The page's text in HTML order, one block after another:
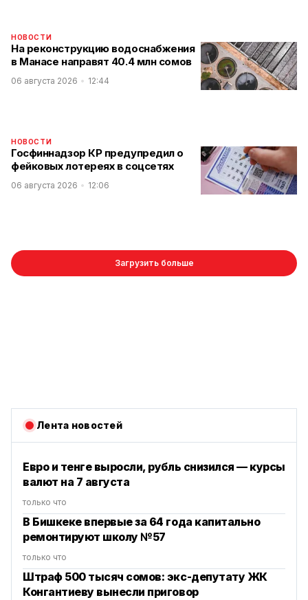
НОВОСТИ
На реконструкцию водоснабжения
в Манасе направят 40.4 млн сомов
06 августа 2026 12:44
НОВОСТИ
Госфиннадзор КР предупредил о
фейковых лотереях в соцсетях
06 августа 2026 12:06
Загрузить больше
Лента новостей
Евро и тенге выросли, рубль снизился — курсы
валют на 7 августа
только что
В Бишкеке впервые за 64 года капитально
ремонтируют школу №57
только что
Штраф 500 тысяч сомов: экс-депутату ЖК
Конгантиеву вынесли приговор